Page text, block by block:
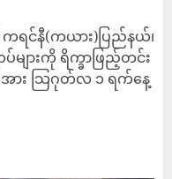
ရင်နီ(ကယား)ပြည်နယ်၊
ျားကို ရိက္ခာဖြည့်တင်း
ား သြဂုတ်လ ၁ ရက်နေ့